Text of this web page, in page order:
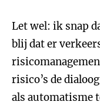
Let wel: ik snap
blij dat er
risico’s de
als automatisme